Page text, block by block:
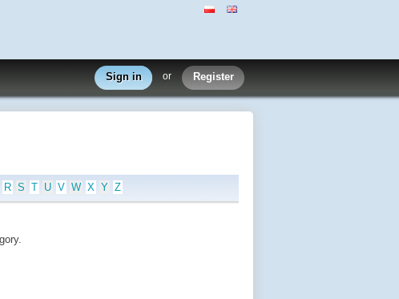
Sign in or Register
R S T U V W X Y Z